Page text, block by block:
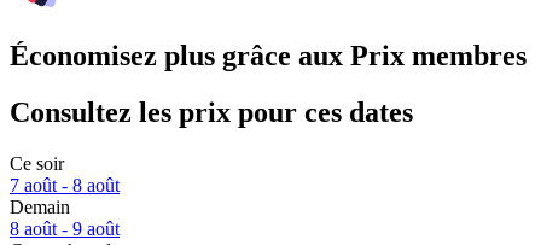
Économisez plus grâce aux Prix membres
Consultez les prix pour ces dates
Ce soir
7 août - 8 août
Demain
8 août - 9 août